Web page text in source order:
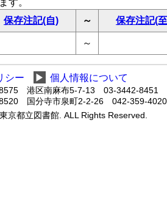
す。
保存注記(自) ～ 保存注記(
～
シー ▶ 個人情報について
港区南麻布5-7-13 03-3442-8451
国分寺市泉町2-2-26 042-359-4020
京都立図書館. ALL Rights Reserved.